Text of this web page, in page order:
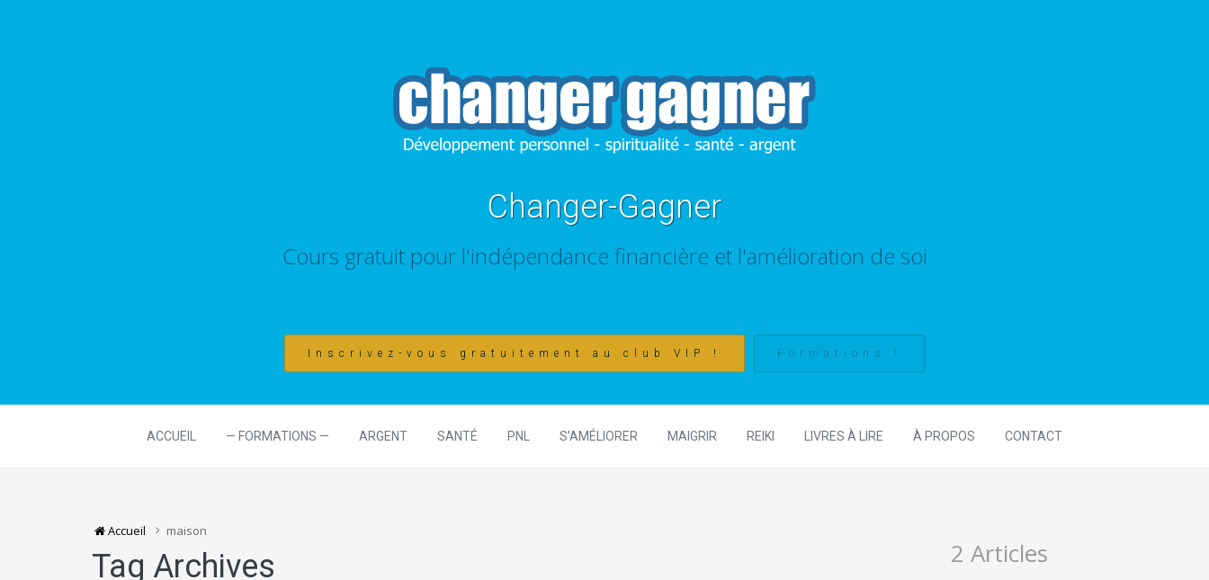
Changer-Gagner
Cours gratuit pour l'indépendance financière et l'amélioration de soi
Inscrivez-vous gratuitement au club VIP ! Formations !
ACCUEIL — FORMATIONS — ARGENT SANTÉ PNL S’AMÉLIORER MAIGRIR REIKI LIVRES À LIRE À PROPOS CONTACT
Accueil maison
Tag Archives 2 Articles